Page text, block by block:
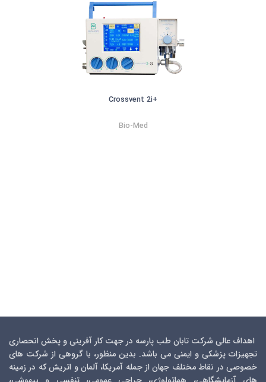
+Crossvent 2i
Bio-Med
اهداف عالی شرکت تابان طب پارسه در جهت کار آفرینی و پخش انحصاری
تجهیزات پزشکی و ایمنی می باشد. بدین منظور، با گروهی از شرکت های
خصوصی در نقاط مختلف جهان از جمله آمریکا، آلمان و اتریش که در زمینه